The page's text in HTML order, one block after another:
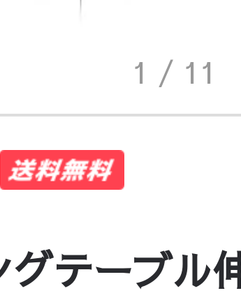
1 / 11
テーブル